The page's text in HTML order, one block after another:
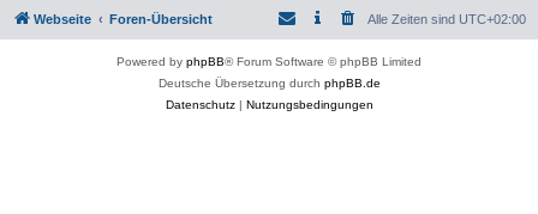
Webseite Foren-Übersicht Alle Zeiten sind UTC+02:00
Powered by phpBB® Forum Software © phpBB Limited
Deutsche Übersetzung durch phpBB.de
Datenschutz| Nutzungsbedingungen